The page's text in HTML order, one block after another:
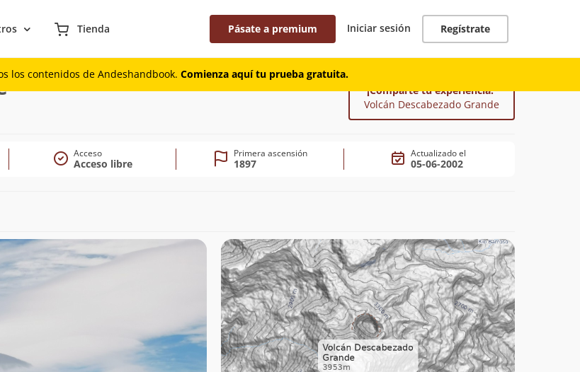
Tienda Pásate a premium Iniciar sesión Regístrate
los contenidos de Andeshandbook. Comienza aquí tu prueba gratuita.
(3.953m)
¡Comparte tu experiencia!
Volcán Descabezado Grande
Acceso
Acceso libre
Primera ascensión
1897
Actualizado el
05-06-2002